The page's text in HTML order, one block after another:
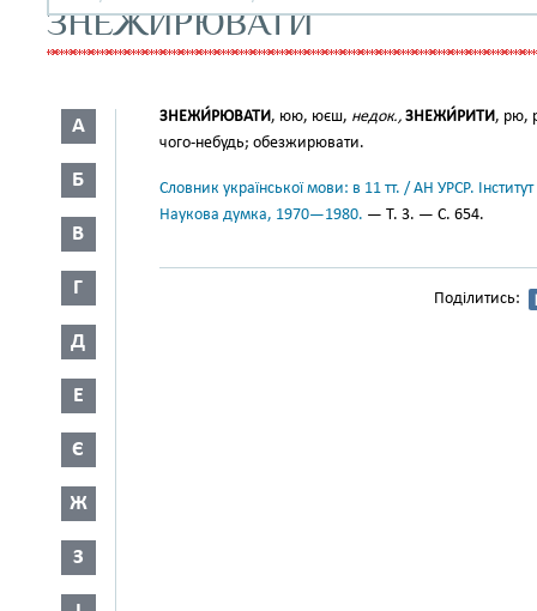
ЗНЕЖИРЮВАТИ
А
Б
В
Г
Д
Е
Є
Ж
З
ЗНЕЖИ́РЮВАТИ, юю, юєш, недок., ЗНЕЖИ́РИТИ, рю,
чого-небудь; обезжирювати.
Словник української мови: в 11 тт. / АН УРСР.
Наукова думка, 1970—1980. — Т. 3. — С. 654.
Поділитись: